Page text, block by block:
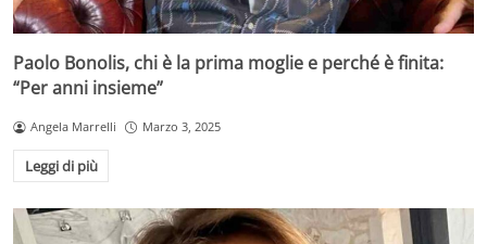
Paolo Bonolis, chi è la prima moglie e perché è finita:
“Per anni insieme”
Angela Marrelli Marzo 3, 2025
Leggi di più